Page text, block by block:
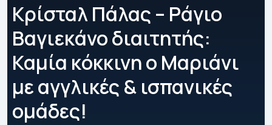
Κρίσταλ Πάλας – Ράγιο
Βαγιεκάνο διαιτητής:
Καμία κόκκινη ο Μαριάνι
με αγγλικές & ισπανικές
ομάδες!